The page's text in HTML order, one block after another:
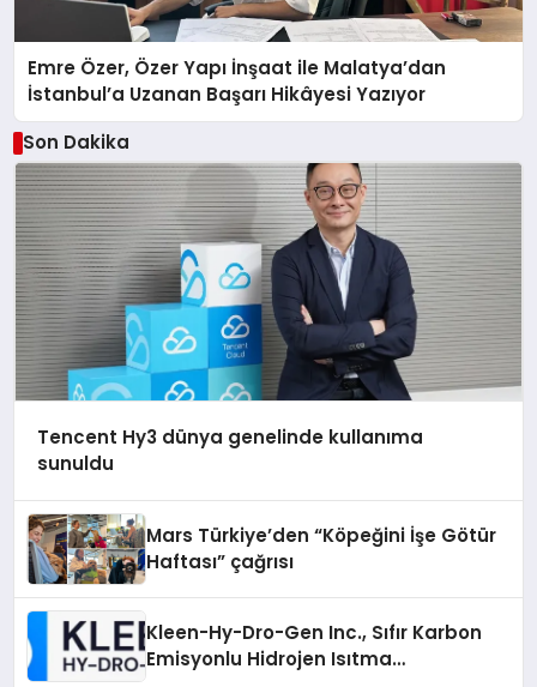
Emre Özer, Özer Yapı İnşaat ile Malatya’dan
İstanbul’a Uzanan Başarı Hikâyesi Yazıyor
Son Dakika
Tencent Hy3 dünya genelinde kullanıma
sunuldu
Mars Türkiye’den “Köpeğini İşe Götür
Haftası” çağrısı
Kleen-Hy-Dro-Gen Inc., Sıfır Karbon
Emisyonlu Hidrojen Isıtma